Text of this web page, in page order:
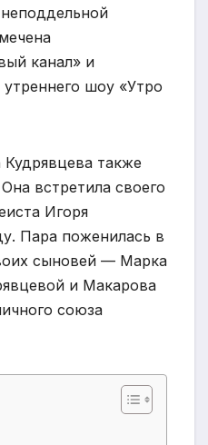
канал» и
шоу «Утро
также
встретила своего
Игоря
Пара поженилась в
сыновей — Марка
и Макарова
союза